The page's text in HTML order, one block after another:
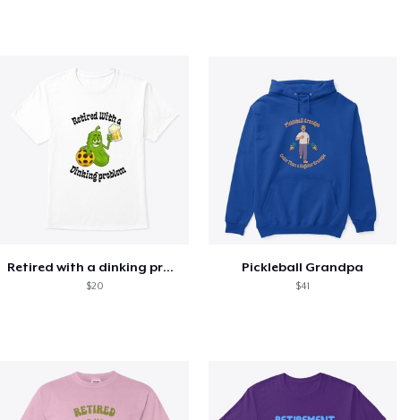
Retired with a dinking problem
$20
Pickleball Grandpa
$41